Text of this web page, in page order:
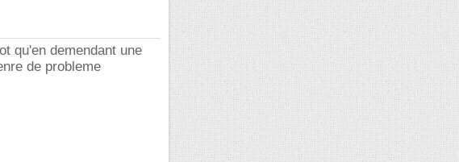
qu'en demendant une
de probleme